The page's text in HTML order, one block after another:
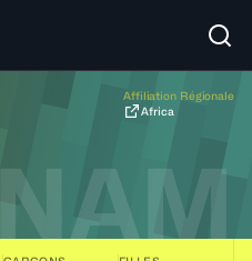
Affiliation Régionale
Africa
NAM